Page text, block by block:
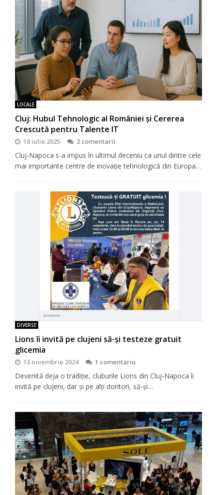
LOCALE
Cluj: Hubul Tehnologic al României și Cererea
Crescută pentru Talente IT
18 iulie 2025 2 comentarii
Cluj-Napoca s-a impus în ultimul deceniu ca unul dintre cele
mai importante centre de inovație tehnologică din Europa…
DIVERSE
Lions îi invită pe clujeni să-şi testeze gratuit
glicemia
13 noiembrie 2024 1 comentariu
Devenită deja o tradiţie, cluburile Lions din Cluj-Napoca îi
invită pe clujeni, dar şi pe alţi doritori, să-şi…